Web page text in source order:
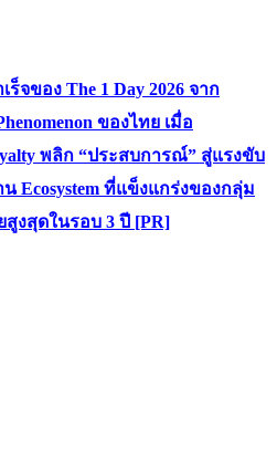
ร็จของ The 1 Day 2026 จาก
ของไทย เมื่อ
พลิก “ประสบการณ์” สู่แรงขับ
Ecosystem ที่แข็งแกร่งของกลุ่ม
งสุดในรอบ 3 ปี [PR]